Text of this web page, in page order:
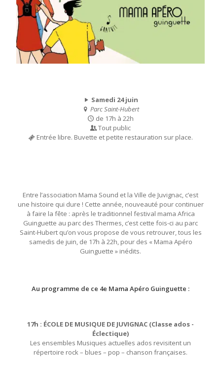
Samedi 24 juin
Parc Saint-Hubert
de 17h à 22h
Tout public
Entrée libre. Buvette et petite restauration sur place.
Entre l’association Mama Sound et la Ville de Juvignac, c’est
une histoire qui dure ! Cette année, nouveauté pour continuer
à faire la fête : après le traditionnel festival mama Africa
Guinguette au parc des Thermes, c’est cette fois-ci au parc
Saint-Hubert qu’on vous propose de vous retrouver, tous les
samedis de juin, de 17h à 22h, pour des « Mama Apéro
Guinguette » inédits.
Au programme de ce 4e Mama Apéro Guinguette :
17h : ÉCOLE DE MUSIQUE DE JUVIGNAC (Classe ados -
Éclectique)
Les ensembles Musiques actuelles ados revisitent un
répertoire rock – blues – pop – chanson françaises.